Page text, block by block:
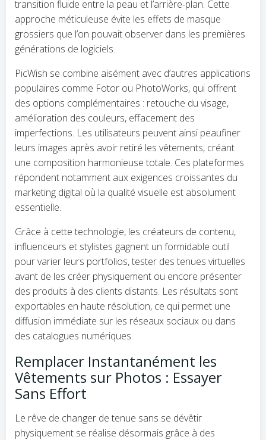
transition fluide entre la peau et l’arrière-plan. Cette
approche méticuleuse évite les effets de masque
grossiers que l’on pouvait observer dans les premières
générations de logiciels.
PicWish se combine aisément avec d’autres applications
populaires comme Fotor ou PhotoWorks, qui offrent
des options complémentaires : retouche du visage,
amélioration des couleurs, effacement des
imperfections. Les utilisateurs peuvent ainsi peaufiner
leurs images après avoir retiré les vêtements, créant
une composition harmonieuse totale. Ces plateformes
répondent notamment aux exigences croissantes du
marketing digital où la qualité visuelle est absolument
essentielle.
Grâce à cette technologie, les créateurs de contenu,
influenceurs et stylistes gagnent un formidable outil
pour varier leurs portfolios, tester des tenues virtuelles
avant de les créer physiquement ou encore présenter
des produits à des clients distants. Les résultats sont
exportables en haute résolution, ce qui permet une
diffusion immédiate sur les réseaux sociaux ou dans
des catalogues numériques.
Remplacer Instantanément les
Vêtements sur Photos : Essayer
Sans Effort
Le rêve de changer de tenue sans se dévêtir
physiquement se réalise désormais grâce à des